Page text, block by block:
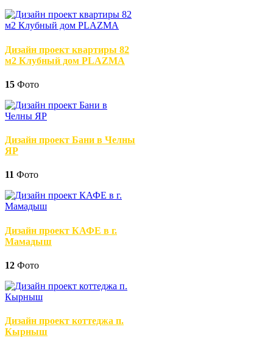
Дизайн проект квартиры 82
м2 Клубный дом PLAZMA
15 Фото
Дизайн проект Бани в Челны
ЯР
11 Фото
Дизайн проект КАФЕ в г.
Мамадыш
12 Фото
Дизайн проект коттеджа п.
Кырныш